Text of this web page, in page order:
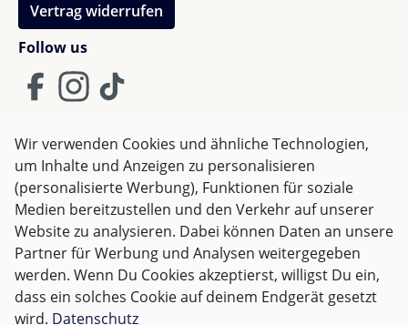
Follow us
Vertrag widerrufen
AGB Impressum
Datenschutz
Widerrufsrecht
Alle Preise inkl. gesetzl. Mehrwertsteuer zzgl.Versandkosten
und ggf. Nachnahmegebühren, wenn nicht anders
angegeben.
Wir verwenden Cookies und ähnliche Technologien,
um Inhalte und Anzeigen zu personalisieren
(personalisierte Werbung), Funktionen für soziale
Medien bereitzustellen und den Verkehr auf unserer
Website zu analysieren. Dabei können Daten an unsere
Partner für Werbung und Analysen weitergegeben
werden. Wenn Du Cookies akzeptierst, willigst Du ein,
dass ein solches Cookie auf deinem Endgerät gesetzt
wird. Datenschutz